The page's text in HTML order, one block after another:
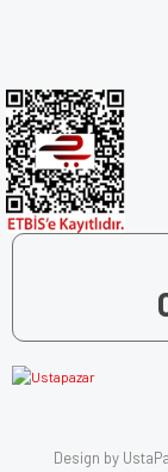
Design by